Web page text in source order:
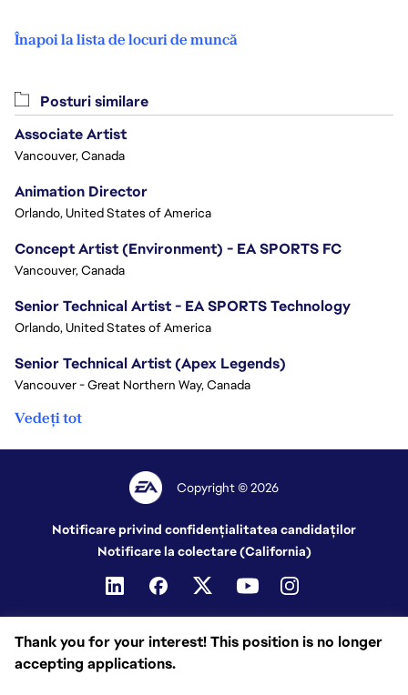
Înapoi la lista de locuri de muncă
Thank you for your interest! This position is no longer
accepting applications.
Posturi similare
Associate Artist
Vancouver, Canada
Animation Director
Orlando, United States of America
Concept Artist (Environment) - EA SPORTS FC
Vancouver, Canada
Senior Technical Artist - EA SPORTS Technology
Orlando, United States of America
Senior Technical Artist (Apex Legends)
Vancouver - Great Northern Way, Canada
Vedeți tot
Copyright © 2026
Notificare privind confidențialitatea candidaților
Notificare la colectare (California)